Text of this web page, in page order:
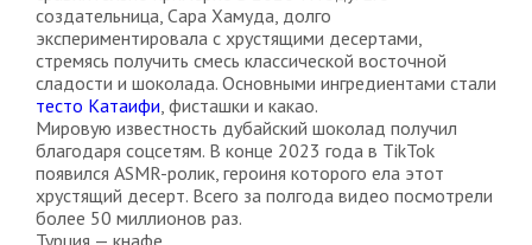
создательница, Сара Хамуда, долго
экспериментировала с хрустящими десертами,
стремясь получить смесь классической восточной
сладости и шоколада. Основными ингредиентами стали
тесто Катаифи, фисташки и какао.
Мировую известность дубайский шоколад получил
благодаря соцсетям. В конце 2023 года в TikTok
появился ASMR-ролик, героиня которого ела этот
хрустящий десерт. Всего за полгода видео посмотрели
более 50 миллионов раз.
Турция — кнафе